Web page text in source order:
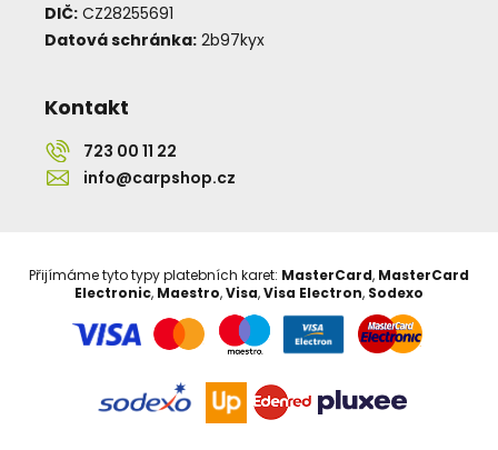
DIČ: CZ28255691
Datová schránka: 2b97kyx
Kontakt
723 00 11 22
info@carpshop.cz
Přijímáme tyto typy platebních karet: MasterCard, MasterCard
Electronic, Maestro,Visa,Visa Electron, Sodexo